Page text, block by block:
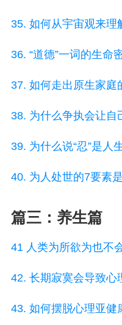
35. 如何从宇宙观来理
36. “道德”一词的生命
37. 如何走出原生家庭
38. 为什么争执会让自
39. 为什么说“忍”是人
40. 为人处世的7要素
篇三：养生篇
41 人类为所欲为也不
42. 长期寂寞会导致心
43. 如何摆脱心理亚健